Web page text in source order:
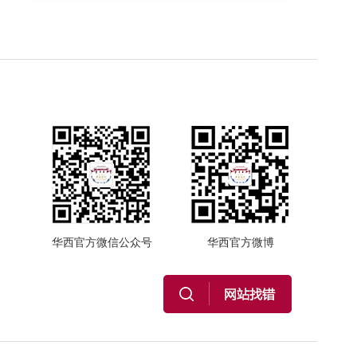
华西官方微信公众号 华西官方微博